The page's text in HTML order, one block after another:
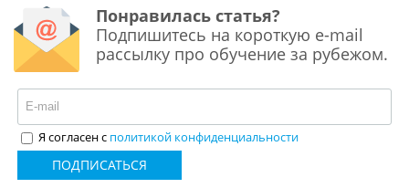
Понравилась статья?
Подпишитесь на короткую e-mail
рассылку про обучение за рубежом.
Я согласен с политикой конфиденциальности
ПОДПИСАТЬСЯ